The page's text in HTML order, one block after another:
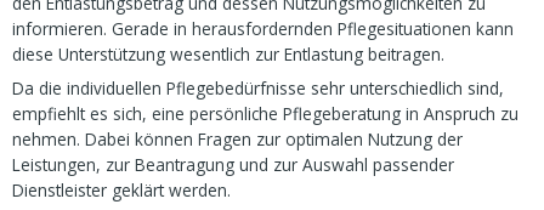
informieren. Gerade in herausfordernden Pflegesituationen kann
diese Unterstützung wesentlich zur Entlastung beitragen.
Da die individuellen Pflegebedürfnisse sehr unterschiedlich sind,
empfiehlt es sich, eine persönliche Pflegeberatung in Anspruch zu
nehmen. Dabei können Fragen zur optimalen Nutzung der
Leistungen, zur Beantragung und zur Auswahl passender
Dienstleister geklärt werden.